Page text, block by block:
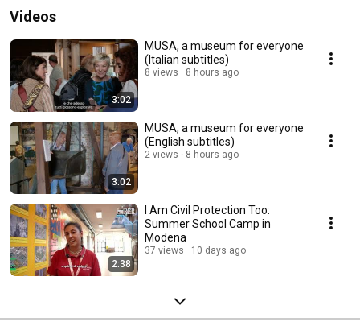
Videos
3:02
MUSA, a museum for everyone
(Italian subtitles)
8 views 8 hours ago
3:02
MUSA, a museum for everyone
(English subtitles)
2 views 8 hours ago
2:38
I Am Civil Protection Too:
Summer School Camp in
Modena
37 views 10 days ago